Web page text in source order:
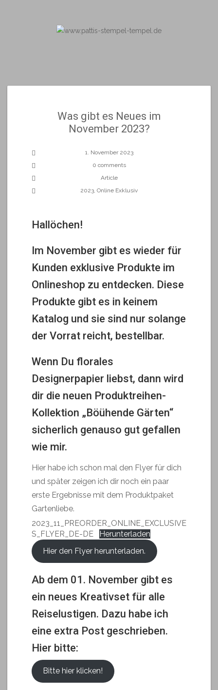
Was gibt es Neues im
November 2023?
1. November 2023
0 comments
Article
2023, Online Exklusiv
Hallöchen!
Im November gibt es wieder für
Kunden exklusive Produkte im
Onlineshop zu entdecken. Diese
Produkte gibt es in keinem
Katalog und sie sind nur solange
der Vorrat reicht, bestellbar.
Wenn Du florales
Designerpapier liebst, dann wird
dir die neuen Produktreihen-
Kollektion „Böühende Gärten“
sicherlich genauso gut gefallen
wie mir.
Hier habe ich schon mal den Flyer für dich
und später zeigen ich dir noch ein paar
erste Ergebnisse mit dem Produktpaket
Gartenliebe.
2023_11_PREORDER_ONLINE_EXCLUSIVE
S_FLYER_DE-DE
Herunterladen
Hier den Flyer herunterladen.
Ab dem 01. November gibt es
ein neues Kreativset für alle
Reiselustigen. Dazu habe ich
eine extra Post geschrieben.
Hier bitte:
Bitte hier klicken!